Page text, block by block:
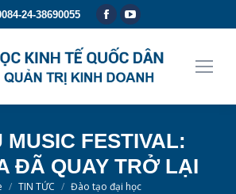
24-38690055
Facebook
opens
in
YouTube
opens
in
MUSIC FESTIVAL:
ĐÃ QUAY TRỞ LẠI
TIN TỨC
Đào tạo đại học